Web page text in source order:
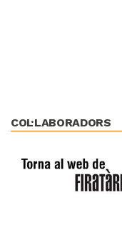
COL·LABORADORS